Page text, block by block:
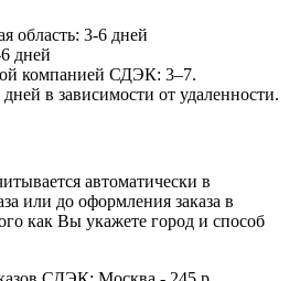
область: 3-6 дней
дней
компанией СДЭК: 3–7.
в зависимости от удаленности.
автоматически в
или до оформления заказа в
как Вы укажете город и способ